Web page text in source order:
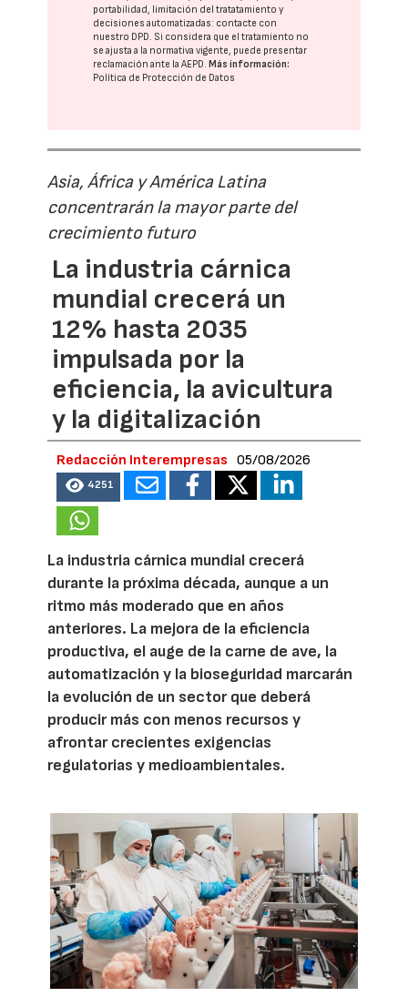
portabilidad, limitación del tratatamiento y
decisiones automatizadas: contacte con
nuestro DPD. Si considera que el tratamiento no
se ajusta a la normativa vigente, puede presentar
reclamación ante laAEPD. Más información:
Política de Protección de Datos
Asia, África y América Latina
concentrarán la mayor parte del
crecimiento futuro
La industria cárnica
mundial crecerá un
12% hasta 2035
impulsada por la
eficiencia, la avicultura
y la digitalización
Redacción Interempresas 05/08/2026
4251
La industria cárnica mundial crecerá
durante la próxima década, aunque a un
ritmo más moderado que en años
anteriores. La mejora de la eficiencia
productiva, el auge de la carne de ave, la
automatización y la bioseguridad marcarán
la evolución de un sector que deberá
producir más con menos recursos y
afrontar crecientes exigencias
regulatorias y medioambientales.